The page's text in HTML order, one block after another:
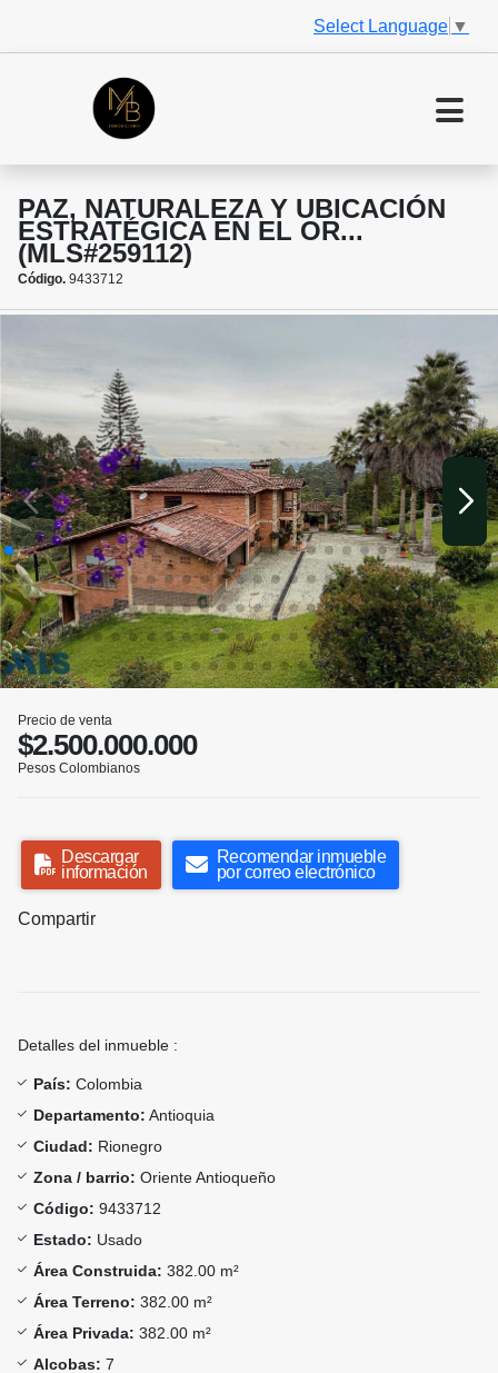
Select Language ▼
PAZ, NATURALEZA Y UBICACIÓN
ESTRATÉGICA EN EL OR...
(MLS#259112)
Código. 9433712
Precio de venta
$2.500.000.000
Pesos Colombianos
Descargar
información
Recomendar inmueble
por correo electrónico
Compartir
Detalles del inmueble :
País: Colombia
Departamento: Antioquia
Ciudad: Rionegro
Zona / barrio: Oriente Antioqueño
Código: 9433712
Estado: Usado
Área Construida: 382.00 m²
Área Terreno: 382.00 m²
Área Privada: 382.00 m²
Alcobas: 7